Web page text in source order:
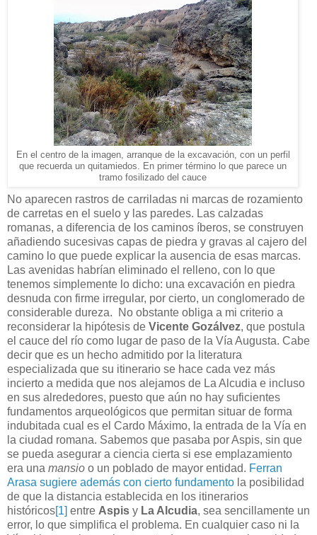
En el centro de la imagen, arranque de la excavación, con un perfil
que recuerda un quitamiedos. En primer término lo que parece un
tramo fosilizado del cauce
No aparecen rastros de carriladas ni marcas de rozamiento
de carretas en el suelo y las paredes. Las calzadas
romanas, a diferencia de los caminos íberos, se construyen
añadiendo sucesivas capas de piedra y gravas al cajero del
camino lo que puede explicar la ausencia de esas marcas.
Las avenidas habrían eliminado el relleno, con lo que
tenemos simplemente lo dicho: una excavación en piedra
desnuda con firme irregular, por cierto, un conglomerado de
considerable dureza. No obstante obliga a mi criterio a
reconsiderar la hipótesis de Vicente Gozálvez, que postula
el cauce del río como lugar de paso de la Vía Augusta. Cabe
decir que es un hecho admitido por la literatura
especializada que su itinerario se hace cada vez más
incierto a medida que nos alejamos de La Alcudia e incluso
en sus alrededores, puesto que aún no hay suficientes
fundamentos arqueológicos que permitan situar de forma
indubitada cual es el Cardo Máximo, la entrada de la Vía en
la ciudad romana. Sabemos que pasaba por Aspis, sin que
se pueda asegurar a ciencia cierta si ese emplazamiento
era una mansio o un poblado de mayor entidad. Ferran
Arasa sugiere además con cierto fundamento la posibilidad
de que la distancia establecida en los itinerarios
históricos [1] entre Aspis y La Alcudia, sea sencillamente un
error, lo que simplifica el problema. En cualquier caso ni la